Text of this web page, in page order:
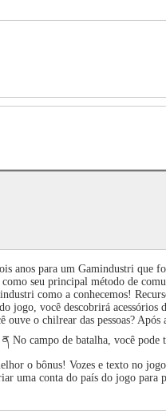
anos para um Gamindustri que
seu principal método de
como a conhecemos!
jogo, você descobrirá acessórios
o chilrear das pessoas? Após
campo de batalha, você pode
o bônus! Vozes e texto no
uma conta do país do jogo para